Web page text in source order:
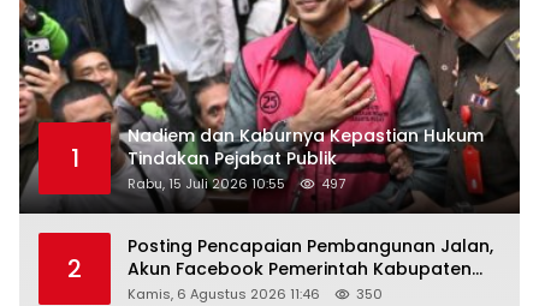
1
Nadiem dan Kaburnya Kepastian Hukum
Tindakan Pejabat Publik
Rabu, 15 Juli 2026 10:55 497
2
Posting Pencapaian Pembangunan Jalan,
Akun Facebook Pemerintah Kabupaten
Rembang “Dirujak” Warganet
Kamis, 6 Agustus 2026 11:46 350